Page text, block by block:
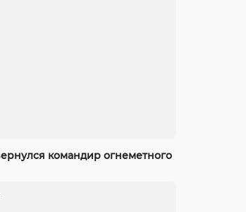
командир огнеметного